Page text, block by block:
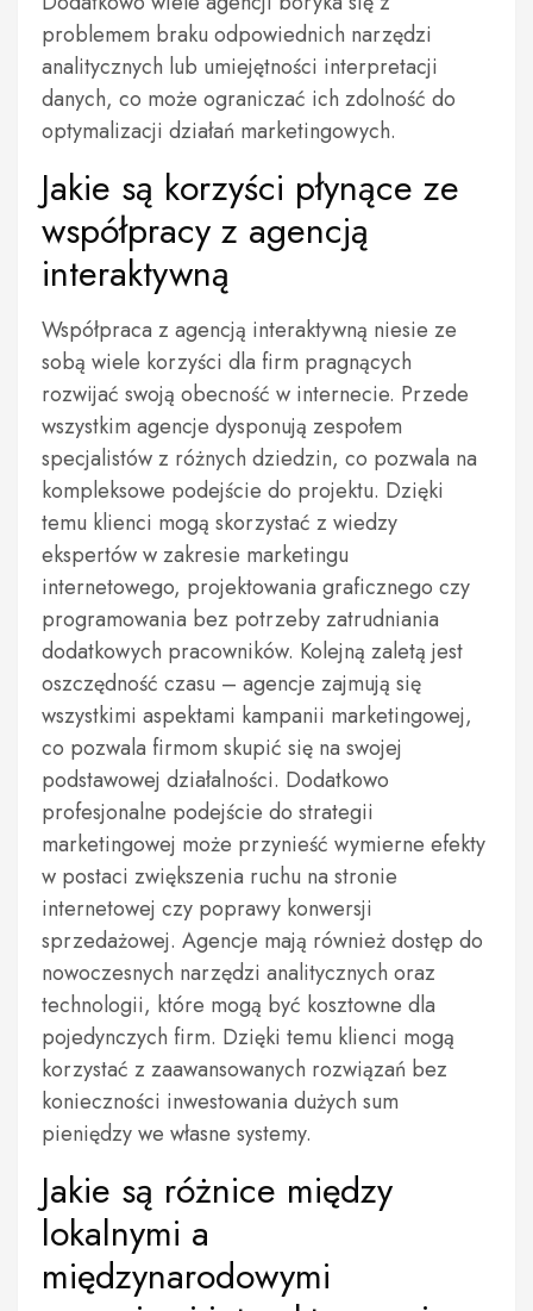
problemem braku odpowiednich narzędzi
analitycznych lub umiejętności interpretacji
danych, co może ograniczać ich zdolność do
optymalizacji działań marketingowych.
Jakie są korzyści płynące ze
współpracy z agencją
interaktywną
Współpraca z agencją interaktywną niesie ze
sobą wiele korzyści dla firm pragnących
rozwijać swoją obecność w internecie. Przede
wszystkim agencje dysponują zespołem
specjalistów z różnych dziedzin, co pozwala na
kompleksowe podejście do projektu. Dzięki
temu klienci mogą skorzystać z wiedzy
ekspertów w zakresie marketingu
internetowego, projektowania graficznego czy
programowania bez potrzeby zatrudniania
dodatkowych pracowników. Kolejną zaletą jest
oszczędność czasu – agencje zajmują się
wszystkimi aspektami kampanii marketingowej,
co pozwala firmom skupić się na swojej
podstawowej działalności. Dodatkowo
profesjonalne podejście do strategii
marketingowej może przynieść wymierne efekty
w postaci zwiększenia ruchu na stronie
internetowej czy poprawy konwersji
sprzedażowej. Agencje mają również dostęp do
nowoczesnych narzędzi analitycznych oraz
technologii, które mogą być kosztowne dla
pojedynczych firm. Dzięki temu klienci mogą
korzystać z zaawansowanych rozwiązań bez
konieczności inwestowania dużych sum
pieniędzy we własne systemy.
Jakie są różnice między
lokalnymi a
międzynarodowymi